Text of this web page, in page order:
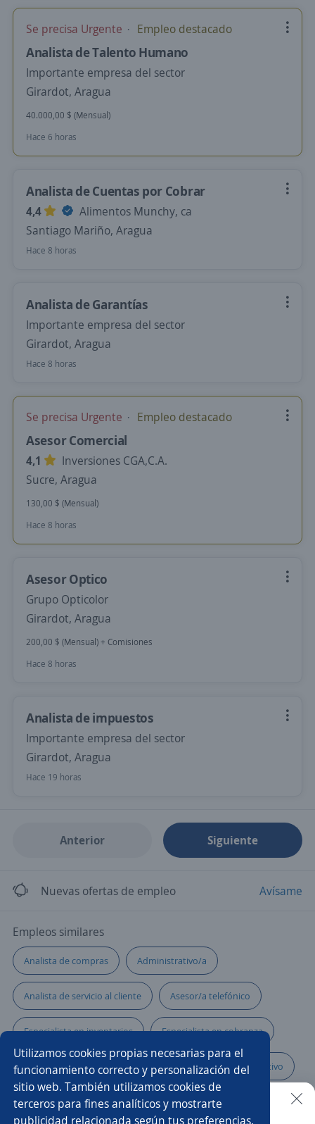
Utilizamos cookies propias necesarias para el
funcionamiento correcto y personalización del
sitio web. También utilizamos cookies de
terceros para fines analíticos y mostrarte
publicidad relacionada según tus preferencias.
Se precisa Urgente Empleo destacado
Analista de Talento Humano
Importante empresa del sector
Girardot, Aragua
40.000,00 $ (Mensual)
Hace 6 horas
Analista de Cuentas por Cobrar
4,4
Alimentos Munchy, ca
Santiago Mariño, Aragua
Hace 8 horas
Analista de Garantías
Importante empresa del sector
Girardot, Aragua
Hace 8 horas
Se precisa Urgente Empleo destacado
Asesor Comercial
4,1
Inversiones CGA,C.A.
Sucre, Aragua
130,00 $ (Mensual)
Hace 8 horas
Asesor Optico
Grupo Opticolor
Girardot, Aragua
200,00 $ (Mensual) + Comisiones
Hace 8 horas
Analista de impuestos
Importante empresa del sector
Girardot, Aragua
Hace 19 horas
Anterior Siguiente
Nuevas ofertas de empleo Avísame
Empleos similares
Analista de compras Administrativo/a
Analista de servicio al cliente Asesor/a telefónico
Especialista en inventarios Especialista en cobranza
Especialista en ventas Analista contable y administrativo
Promotor/a asesor de venta Administración